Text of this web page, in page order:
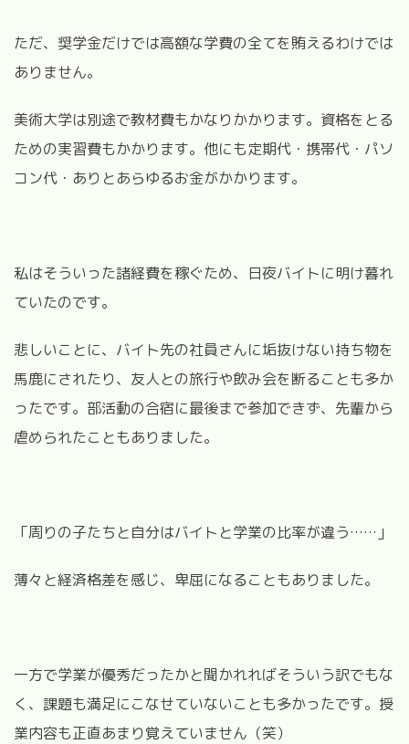
ただ、奨学金だけでは高額な学費の全てを賄えるわけでは
ありません。
美術大学は別途で教材費もかなりかかります。資格をとる
ための実習費もかかります。他にも定期代・携帯代・パソ
コン代・ありとあらゆるお金がかかります。
私はそういった諸経費を稼ぐため、日夜バイトに明け暮れ
ていたのです。
悲しいことに、バイト先の社員さんに垢抜けない持ち物を
馬鹿にされたり、友人との旅行や飲み会を断ることも多か
ったです。部活動の合宿に最後まで参加できず、先輩から
虐められたこともありました。
「周りの子たちと自分はバイトと学業の比率が違う……」
薄々と経済格差を感じ、卑屈になることもありました。
一方で学業が優秀だったかと聞かれればそういう訳でもな
く、課題も満足にこなせていないことも多かったです。授
業内容も正直あまり覚えていません（笑）